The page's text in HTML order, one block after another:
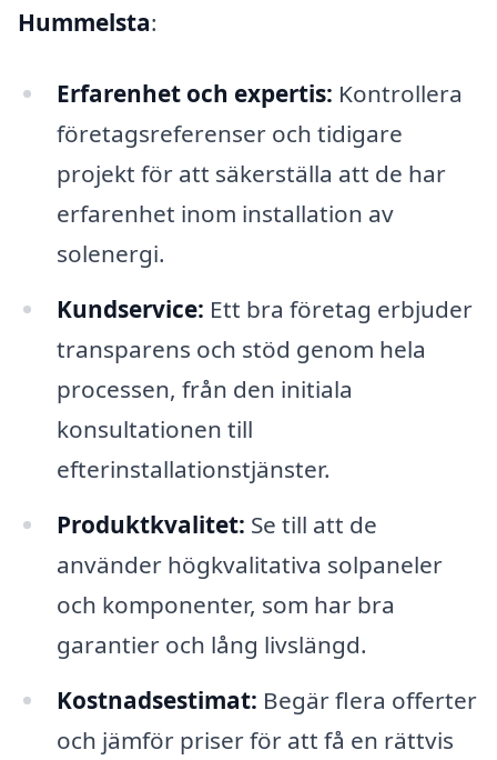
Hummelsta:
Erfarenhet och expertis: Kontrollera
företagsreferenser och tidigare
projekt för att säkerställa att de har
erfarenhet inom installation av
solenergi.
Kundservice: Ett bra företag erbjuder
transparens och stöd genom hela
processen, från den initiala
konsultationen till
efterinstallationstjänster.
Produktkvalitet: Se till att de
använder högkvalitativa solpaneler
och komponenter, som har bra
garantier och lång livslängd.
Kostnadsestimat: Begär flera offerter
och jämför priser för att få en rättvis